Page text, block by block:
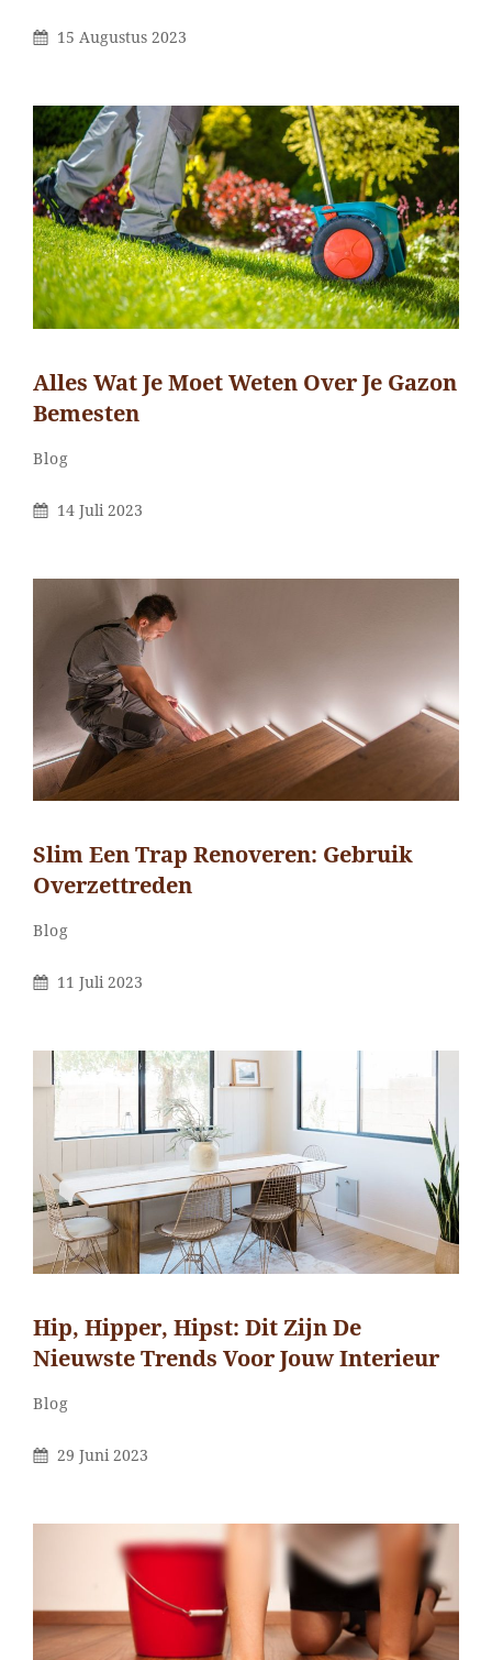
Gepubliceerd
15 Augustus 2023
Alles Wat Je Moet Weten Over Je Gazon
Bemesten
Categorieën
Blog
Gepubliceerd
14 Juli 2023
Slim Een Trap Renoveren: Gebruik
Overzettreden
Categorieën
Blog
Gepubliceerd
11 Juli 2023
Hip, Hipper, Hipst: Dit Zijn De
Nieuwste Trends Voor Jouw Interieur
Categorieën
Blog
Gepubliceerd
29 Juni 2023